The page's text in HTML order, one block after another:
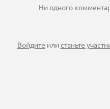
Ни одного
Войдите илистаньте